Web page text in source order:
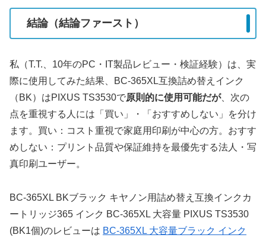
結論（結論ファースト）
私（T.T.、10年のPC・IT製品レビュー・検証経験）は、実
際に使用してみた結果、BC-365XL互換詰め替えインク
（BK）はPIXUS TS3530で原則的に使用可能だが、次の
点を重視する人には「買い」・「おすすめしない」を分け
ます。買い：コスト重視で家庭用印刷が中心の方。おすす
めしない：プリント品質や保証維持を最優先する法人・写
真印刷ユーザー。
BC-365XL BKブラック キヤノン用詰め替え互換インクカ
ートリッジ365 インク BC-365XL 大容量 PIXUS TS3530
(BK1個)のレビューは BC-365XL 大容量ブラック インク